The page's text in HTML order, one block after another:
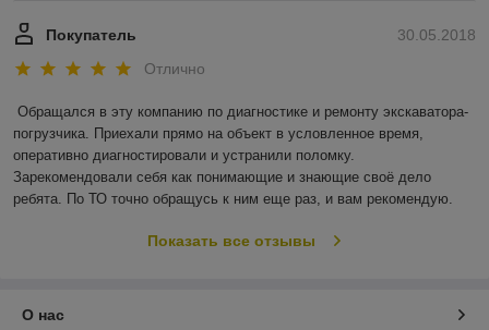
30.05.2018
Покупатель
Отлично
Обращался в эту компанию по диагностике и ремонту экскаватора-
погрузчика. Приехали прямо на объект в условленное время,
оперативно диагностировали и устранили поломку.
Зарекомендовали себя как понимающие и знающие своё дело
ребята. По ТО точно обращусь к ним еще раз, и вам рекомендую.
Показать все отзывы
О нас